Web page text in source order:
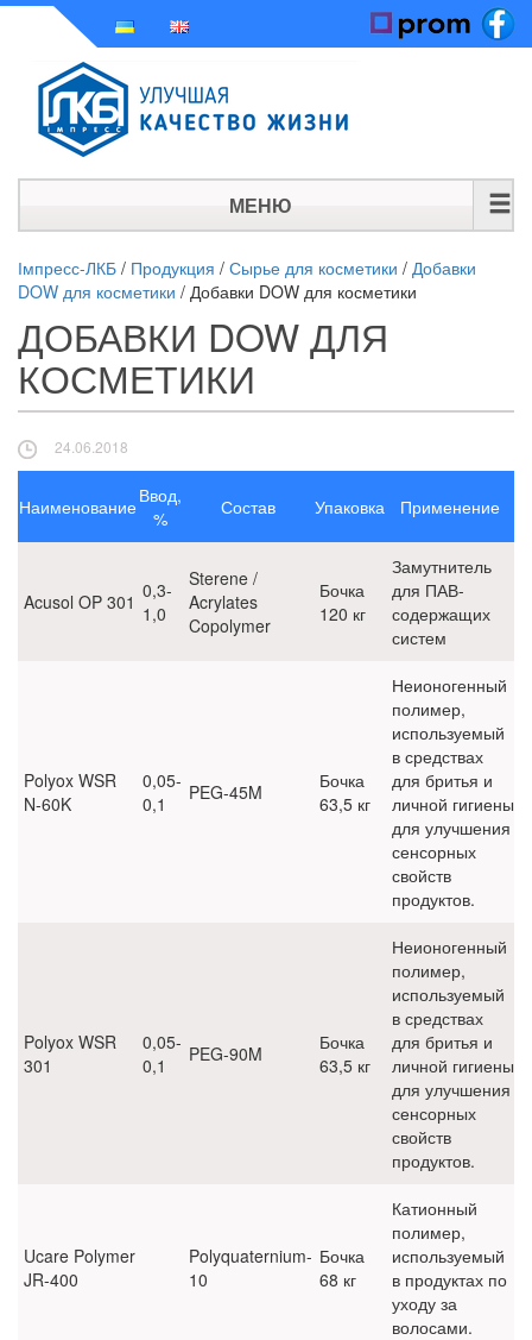
МЕНЮ
ПРОДУКЦИЯ
НОВОСТИ
Імпресс-ЛКБ / Продукция / Сырье для косметики / Добавки
DOW для косметики / Добавки DOW для косметики
ДОБАВКИ DOW ДЛЯ
КОСМЕТИКИ
24.06.2018
НаименованиеВвод,
%
Состав Упаковка Применение
Acusol OP 301 0,3-
1,0
Sterene /
Acrylates
Copolymer
Бочка
120 кг
Замутнитель
для ПАВ-
содержащих
систем
Polyox WSR
N-60K
0,05-
0,1
PEG-45M
Бочка
63,5 кг
Неионогенный
полимер,
используемый
в средствах
для бритья и
личной гигиены
для улучшения
сенсорных
свойств
продуктов.
Polyox WSR
301
0,05-
0,1
PEG-90M
Бочка
63,5 кг
Неионогенный
полимер,
используемый
в средствах
для бритья и
личной гигиены
для улучшения
сенсорных
свойств
продуктов.
Ucare Polymer
JR-400
Polyquaternium-
10
Бочка
68 кг
Катионный
полимер,
используемый
в продуктах по
уходу за
волосами.